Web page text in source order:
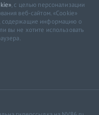
, с целью персонализации
веб-сайтом. «Cookie»
содержащие информацию о
вы не хотите использовать